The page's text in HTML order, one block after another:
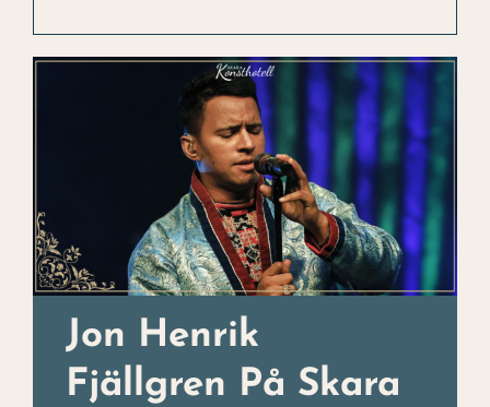
Uppleva
Kontakt
Evenemang
Konst
Jon Henrik
Fjällgren På Skara